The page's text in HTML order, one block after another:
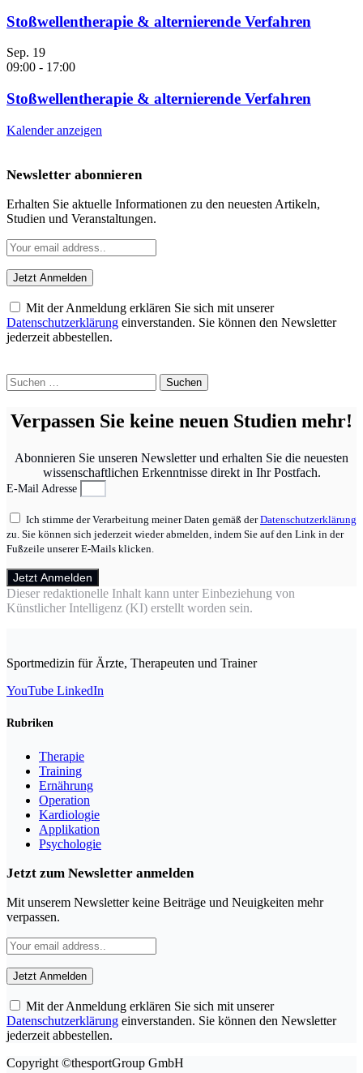
Stoßwellentherapie & alternierende Verfahren
Sep. 19
09:00 - 17:00
Stoßwellentherapie & alternierende Verfahren
Kalender anzeigen
Newsletter abonnieren
Erhalten Sie aktuelle Informationen zu den neuesten Artikeln,
Studien und Veranstaltungen.
Mit der Anmeldung erklären Sie sich mit unserer
Datenschutzerklärung einverstanden. Sie können den Newsletter
jederzeit abbestellen.
Suchen
nach:
Verpassen Sie keine neuen Studien mehr!
Abonnieren Sie unseren Newsletter und erhalten Sie die neuesten
wissenschaftlichen Erkenntnisse direkt in Ihr Postfach.
E-Mail Adresse
Ich stimme der Verarbeitung meiner Daten gemäß derDatenschutzerklärung
zu. Sie können sich jederzeit wieder abmelden, indem Sie auf den Link in der
Fußzeile unserer E-Mails klicken.
Jetzt Anmelden
Dieser redaktionelle Inhalt kann unter Einbeziehung von
Künstlicher Intelligenz (KI) erstellt worden sein.
Sportmedizin für Ärzte, Therapeuten und Trainer
YouTube LinkedIn
Rubriken
Therapie
Training
Ernährung
Operation
Kardiologie
Applikation
Psychologie
Jetzt zum Newsletter anmelden
Mit unserem Newsletter keine Beiträge und Neuigkeiten mehr
verpassen.
Mit der Anmeldung erklären Sie sich mit unserer
Datenschutzerklärung einverstanden. Sie können den Newsletter
jederzeit abbestellen.
Copyright ©thesportGroup GmbH